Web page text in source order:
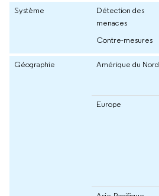
Système
Détection des
menaces
Contre-mesures
Géographie Amérique du Nord
Europe